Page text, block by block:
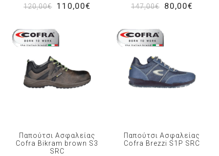
120,00€
110,00€
147,00€
80,00€
Παπούτσι Ασφαλείας
Cofra Bikram brown S3
SRC
Παπούτσι Ασφαλείας
Cofra Brezzi S1P SRC